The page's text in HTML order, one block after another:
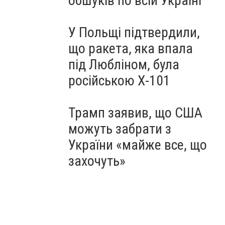
У Польщі підтвердили,
що ракета, яка впала
під Любліном, була
російською Х-101
Трамп заявив, що США
можуть забрати з
України «майже все, що
захочуть»